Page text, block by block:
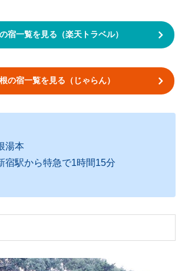
宿一覧を見る（楽天トラベル）
の宿一覧を見る（じゃらん）
湯本
宿駅から特急で1時間15分